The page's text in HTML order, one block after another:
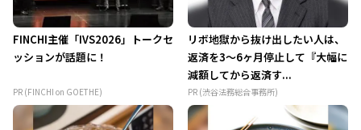
FINCHI主催「IVS2026」トークセ
ッションが話題に！
PR (FINCHI on GOETHE)
リボ地獄から抜け出したい人は、
返済を3～6ヶ月停止して『大幅に
減額してから返済す...
PR (渋谷法務総合事務所)